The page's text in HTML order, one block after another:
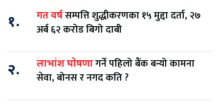
१. गत वर्षसम्पत्ति शुद्धीकरणका १५ मुद्दा दर्ता, २७
अर्ब ६२ करोड बिगो दाबी
२. लाभांश घोषणागर्ने पहिलो बैंक बन्यो कामना
सेवा, बोनस र नगद कति ?